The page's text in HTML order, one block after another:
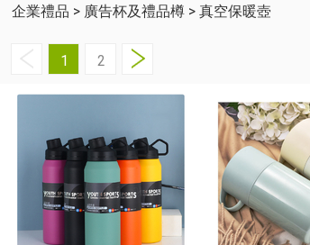
企業禮品 > 廣告杯及禮品樽 > 真空保暖壺
1 2